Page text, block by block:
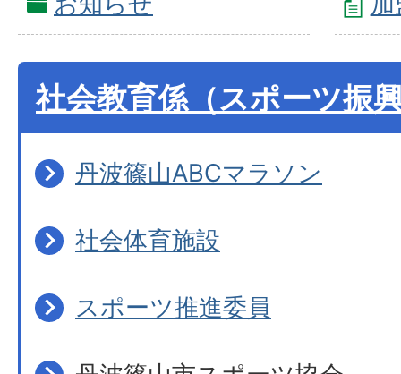
社会教育係（スポーツ振
丹波篠山ABCマラソン
社会体育施設
スポーツ推進委員